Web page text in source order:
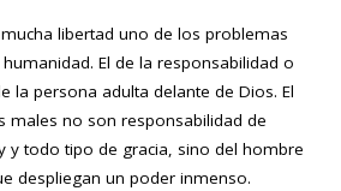
libertad uno de los problemas
El de la responsabilidad o
la persona adulta delante de Dios. El
males no son responsabilidad de
y todo tipo de gracia, sino del hombre
despliegan un poder inmenso.